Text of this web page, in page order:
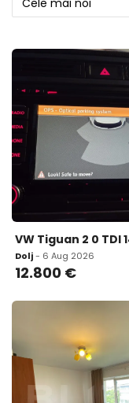
Dolj- 6 Aug 2026
12.800 €